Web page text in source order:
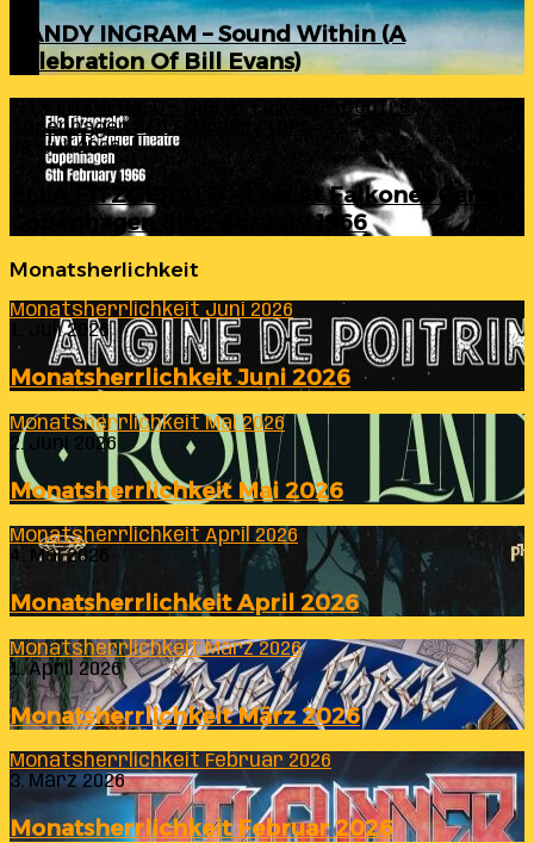
RANDY INGRAM – Sound Within (A
Celebration Of Bill Evans)
ELLA FITZGERALD – Live At Falkoner Centre
Copenhagen 6th February 1966
23. Juli 2026
ELLA FITZGERALD – Live At Falkoner Centre
Copenhagen 6th February 1966
Monatsherlichkeit
Monatsherrlichkeit Juni 2026
1. Juli 2026
Monatsherrlichkeit Juni 2026
Monatsherrlichkeit Mai 2026
2. Juni 2026
Monatsherrlichkeit Mai 2026
Monatsherrlichkeit April 2026
4. Mai 2026
Monatsherrlichkeit April 2026
Monatsherrlichkeit März 2026
1. April 2026
Monatsherrlichkeit März 2026
Monatsherrlichkeit Februar 2026
3. März 2026
Monatsherrlichkeit Februar 2026